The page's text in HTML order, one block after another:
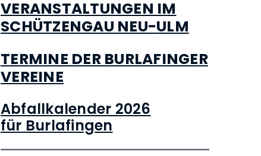
VERANSTALTUNGEN IM
SCHÜTZENGAU NEU-ULM
TERMINE DER BURLAFINGER
VEREINE
Abfallkalender 2026
für Burlafingen